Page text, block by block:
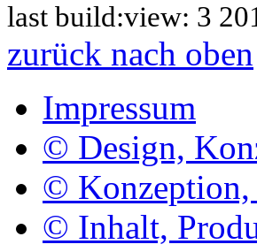
last build:view: 3
zurück nach oben
Impressum
© Design,
© Konzeption,
© Inhalt,